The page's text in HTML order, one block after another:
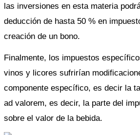
las inversiones en esta materia
deducción de hasta 50 % en
creación de un bono.
Finalmente, los impuestos
vinos y licores sufrirían
componente específico, es decir la
ad valorem, es decir, la parte del
sobre el valor de la bebida.